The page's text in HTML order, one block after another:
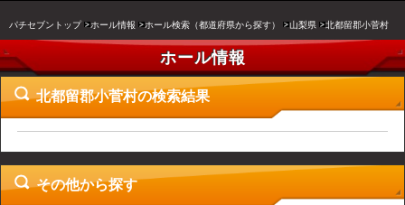
パチセブントップ ホール情報 ホール検索（都道府県から探す） 山梨県 北都留郡小菅村
ホール情報
北都留郡小菅村の検索結果
その他から探す